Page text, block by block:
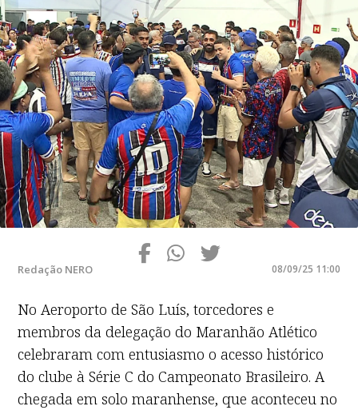
Redação NERO 08/09/25 11:00
No Aeroporto de São Luís, torcedores e
membros da delegação do Maranhão Atlético
celebraram com entusiasmo o acesso histórico
do clube à Série C do Campeonato Brasileiro. A
chegada em solo maranhense, que aconteceu no